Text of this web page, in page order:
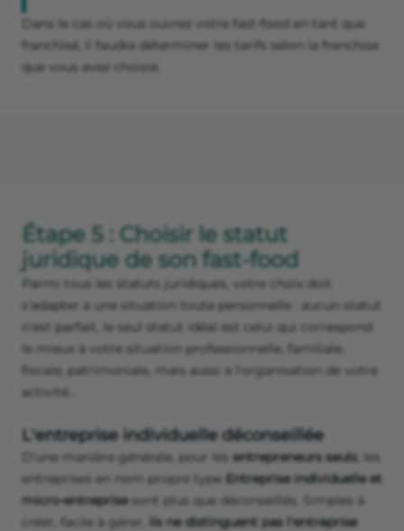
Dans le cas où vous ouvrez votre fast-food en tant que
franchisé, il faudra déterminer les tarifs selon la franchise
que vous avez choisie.
Étape 5 : Choisir le statut
juridique de son fast-food
Parmi tous les statuts juridiques, votre choix doit
s'adapter à une situation toute personnelle : aucun statut
n'est parfait, le seul statut idéal est celui qui correspond
le mieux à votre situation professionnelle, familiale,
fiscale, patrimoniale, mais aussi à l'organisation de votre
activité…
L'entreprise individuelle déconseillée
D'une manière générale, pour les entrepreneurs seuls, les
entreprises en nom propre type Entreprise individuelle et
micro-entreprisesont plus que déconseillés. Simples à
créer, facile à gérer,
ils ne distinguent pas l'entreprise